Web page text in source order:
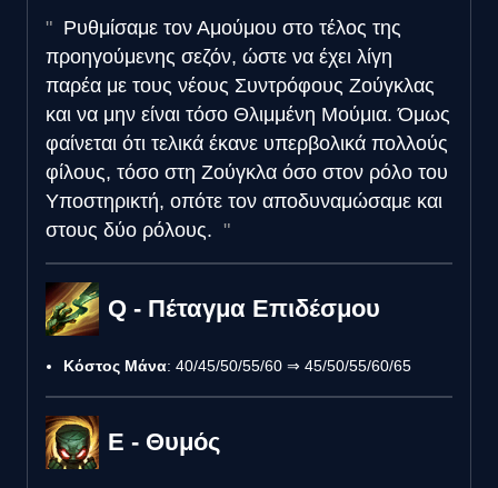
Ρυθμίσαμε τον Αμούμου στο τέλος της
προηγούμενης σεζόν, ώστε να έχει λίγη
παρέα με τους νέους Συντρόφους Ζούγκλας
και να μην είναι τόσο Θλιμμένη Μούμια. Όμως
φαίνεται ότι τελικά έκανε υπερβολικά πολλούς
φίλους, τόσο στη Ζούγκλα όσο στον ρόλο του
Υποστηρικτή, οπότε τον αποδυναμώσαμε και
στους δύο ρόλους.
Q - Πέταγμα Επιδέσμου
Κόστος Μάνα: 40/45/50/55/60 ⇒ 45/50/55/60/65
E - Θυμός